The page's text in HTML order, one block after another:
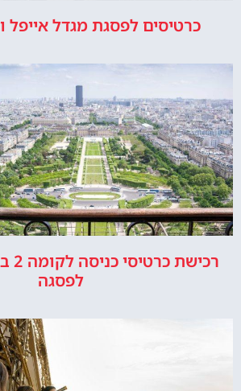
כרטיסים לפסגת מגדל אייפל
לפסגה